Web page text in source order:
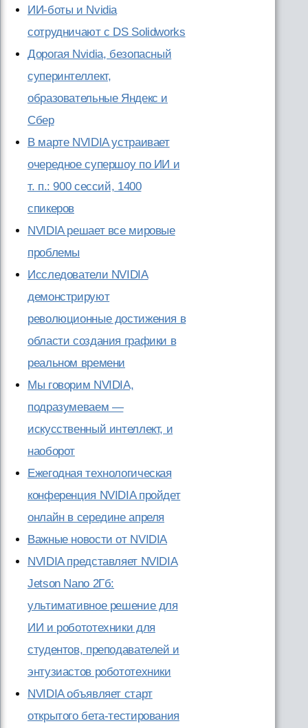
ИИ-боты и Nvidia
сотрудничают с DS Solidworks
Дорогая Nvidia, безопасный
суперинтеллект,
образовательные Яндекс и
Сбер
В марте NVIDIA устраивает
очередное супершоу по ИИ и
т. п.: 900 сессий, 1400
спикеров
NVIDIA решает все мировые
проблемы
Исследователи NVIDIA
демонстрируют
революционные достижения в
области создания графики в
реальном времени
Мы говорим NVIDIA,
подразумеваем —
искусственный интеллект, и
наоборот
Ежегодная технологическая
конференция NVIDIA пройдет
онлайн в середине апреля
Важные новости от NVIDIA
NVIDIA представляет NVIDIA
Jetson Nano 2Гб:
ультимативное решение для
ИИ и робототехники для
студентов, преподавателей и
энтузиастов робототехники
NVIDIA объявляет старт
открытого бета-тестирования